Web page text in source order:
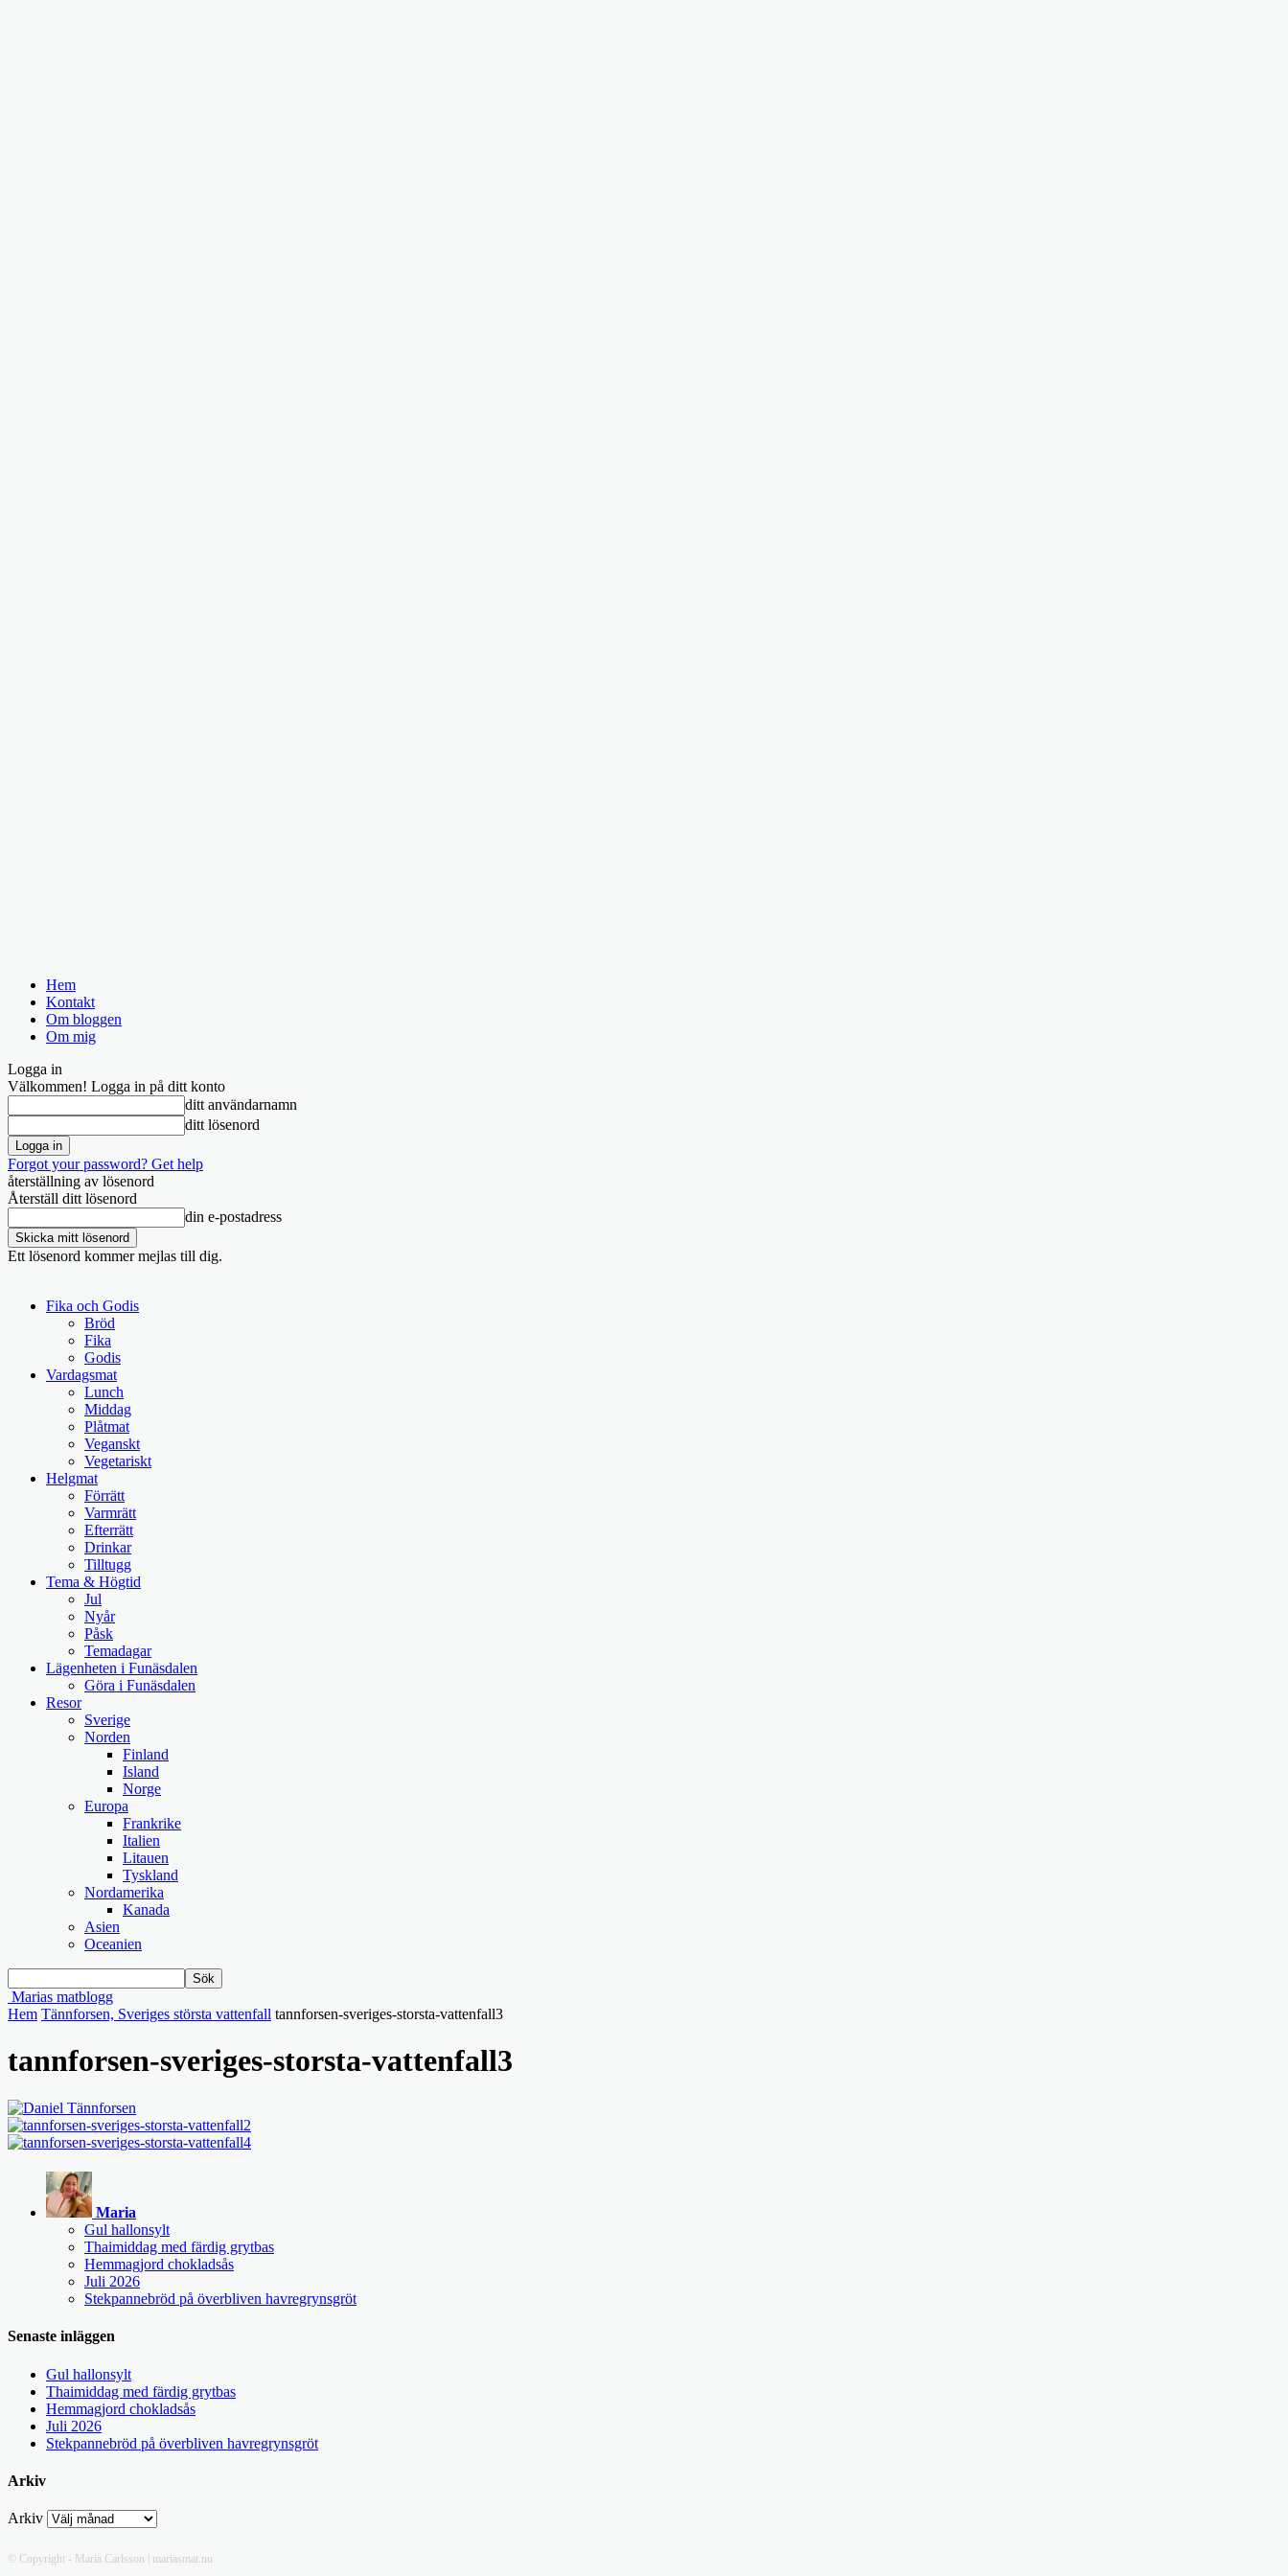
Hem
Kontakt
Om bloggen
Om mig
Logga in
Välkommen! Logga in på ditt konto
ditt användarnamn
ditt lösenord
Forgot your password? Get help
återställning av lösenord
Återställ ditt lösenord
din e-postadress
Ett lösenord kommer mejlas till dig.
Fika och Godis
Bröd
Fika
Godis
Vardagsmat
Lunch
Middag
Plåtmat
Veganskt
Vegetariskt
Helgmat
Förrätt
Varmrätt
Efterrätt
Drinkar
Tilltugg
Tema & Högtid
Jul
Nyår
Påsk
Temadagar
Lägenheten i Funäsdalen
Göra i Funäsdalen
Resor
Sverige
Norden
Finland
Island
Norge
Europa
Frankrike
Italien
Litauen
Tyskland
Nordamerika
Kanada
Asien
Oceanien
Marias matblogg
Hem Tännforsen, Sveriges största vattenfall tannforsen-sveriges-storsta-vattenfall3
tannforsen-sveriges-storsta-vattenfall3
Maria
Gul hallonsylt
Thaimiddag med färdig grytbas
Hemmagjord chokladsås
Juli 2026
Stekpannebröd på överbliven havregrynsgröt
Senaste inläggen
Gul hallonsylt
Thaimiddag med färdig grytbas
Hemmagjord chokladsås
Juli 2026
Stekpannebröd på överbliven havregrynsgröt
Arkiv
Arkiv
© Copyright - Maria Carlsson | mariasmat.nu